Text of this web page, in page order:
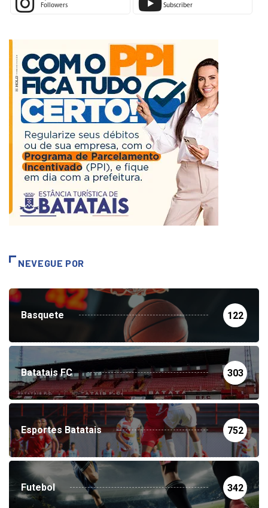
Followers Subscriber
NEVEGUE POR
Basquete 122
Batatais FC 303
Esportes Batatais 752
Futebol 342